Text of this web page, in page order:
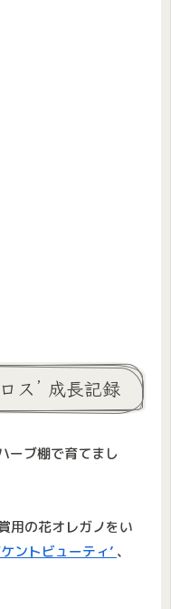
ス’ 成長記録
ーブ棚で育てまし
用の花オレガノをい
ントビューティ’ 、